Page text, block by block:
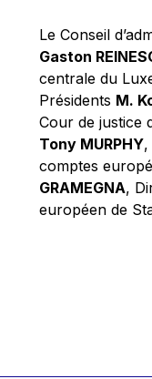
Pat Cox
Patrizia
Philippe
Pierre
Richard
Robert
Robert
Le Conseil
Gaston
centrale du
Présidents M.
Cour de justice
Tony MURPHY,
comptes
GRAMEGNA,
européen de